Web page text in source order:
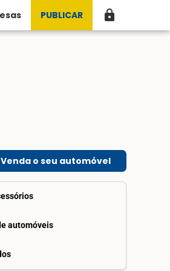
PUBLICAR lock
o seu automóvel
automóveis